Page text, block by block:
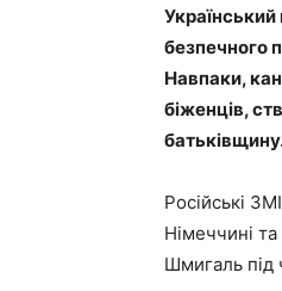
безпечного
Навпаки,
біженців,
Російські ЗМІ
Німеччині
Шмигаль під